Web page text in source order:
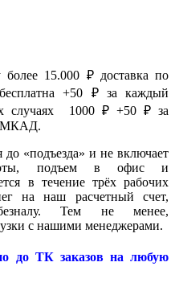
15.000 ₽ доставка по
+50 ₽ за каждый
случаях 1000 ₽ +50 ₽ за
МКАД.
до «подъезда» и не включает
подъем в офис и
в течение трёх рабочих
на наш расчетный счет,
Тем не менее,
с нашими менеджерами.
до ТК заказов на любую